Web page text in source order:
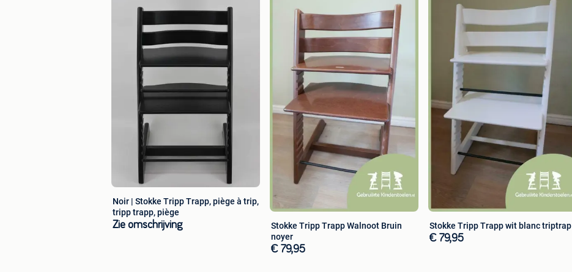
Noir | Stokke Tripp Trapp, piège à trip,
tripp trapp, piège
Zie omschrijving
Stokke Tripp Trapp Walnoot Bruin
noyer
€ 79,95
Stokke Tripp Trapp wit blanc triptrap
€ 79,95